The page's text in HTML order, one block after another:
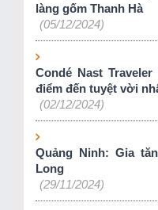
làng gốm Thanh Hà
(05/12/2024)
Condé Nast
điểm đến tuyệt vời
(02/12/2024)
Quảng Ninh: Gia
Long
(29/11/2024)